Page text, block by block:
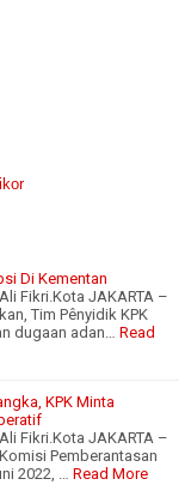
Di Kementan
Fikri.Kota JAKARTA –
Tim Pênyidik KPK
dugaan adan…
Read
KPK Minta
Fikri.Kota JAKARTA –
Pemberantasan
2022, …
Read More